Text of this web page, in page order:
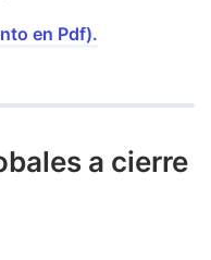
en Pdf).
a cierre